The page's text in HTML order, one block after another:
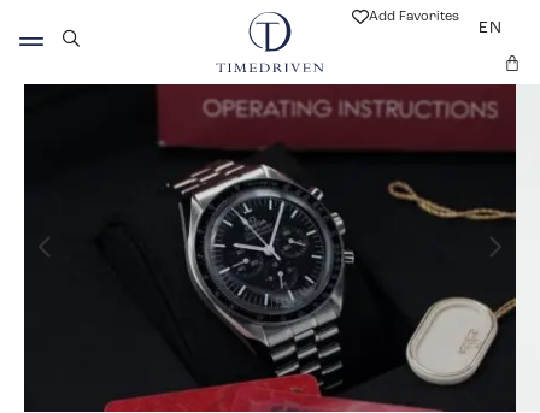
Add Favorites
EN